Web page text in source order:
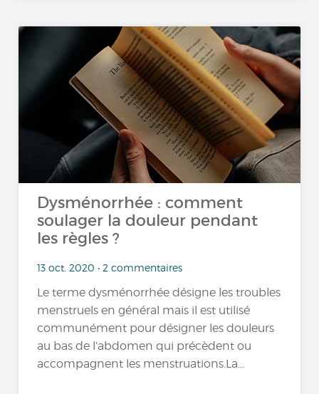
Dysménorrhée : comment
soulager la douleur pendant
les règles ?
13 oct. 2020 • 2 commentaires
Le terme dysménorrhée désigne les troubles
menstruels en général mais il est utilisé
communément pour désigner les douleurs
au bas de l’abdomen qui précèdent ou
accompagnent les menstruations.La...